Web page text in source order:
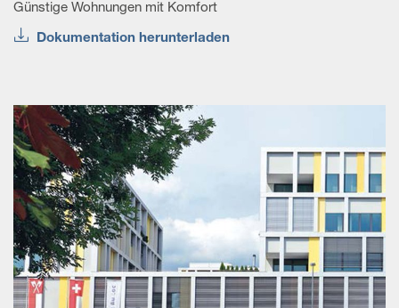
Günstige Wohnungen mit Komfort
Dokumentation herunterladen